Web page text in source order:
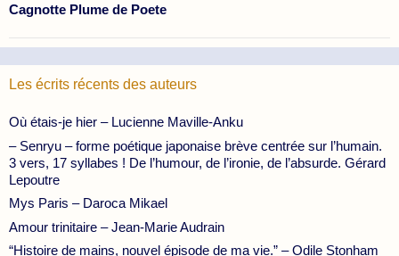
Cagnotte Plume de Poete
Les écrits récents des auteurs
Où étais-je hier – Lucienne Maville-Anku
– Senryu – forme poétique japonaise brève centrée sur l’humain.
3 vers, 17 syllabes ! De l’humour, de l’ironie, de l’absurde. Gérard
Lepoutre
Mys Paris – Daroca Mikael
Amour trinitaire – Jean-Marie Audrain
“Histoire de mains, nouvel épisode de ma vie.” – Odile Stonham